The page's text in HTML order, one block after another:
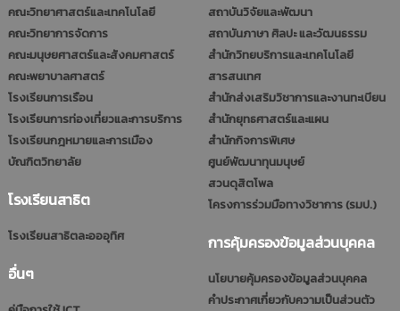
คณะวิทยาศาสตร์และเทคโนโลยี
คณะวิทยาการจัดการ
คณะมนุษยศาสตร์และสังคมศาสตร์
คณะพยาบาลศาสตร์
โรงเรียนการเรือน
โรงเรียนการท่องเที่ยวและการบริการ
โรงเรียนกฎหมายและการเมือง
บัณฑิตวิทยาลัย
โรงเรียนสาธิต
โรงเรียนสาธิตละอออุทิศ
อื่นๆ
สถาบันวิจัยและพัฒนา
สถาบันภาษา ศิลปะ และวัฒนธรรม
สำนักวิทยบริการและเทคโนโลยี
สารสนเทศ
สำนักส่งเสริมวิชาการและงานทะเบียน
สำนักยุทธศาสตร์และแผน
สำนักกิจการพิเศษ
ศูนย์พัฒนาทุนมนุษย์
สวนดุสิตโพล
โครงการร่วมมือทางวิชาการ (รมป.)
การคุ้มครองข้อมูลส่วนบุคคล
นโยบายคุ้มครองข้อมูลส่วนบุคคล
คำประกาศเกี่ยวกับความเป็นส่วนตัว